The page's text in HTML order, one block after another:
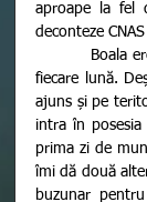
aproape la fel
deconteze
fiecare lună.
ajuns și pe
intra în
prima zi de
îmi dă două
buzunar